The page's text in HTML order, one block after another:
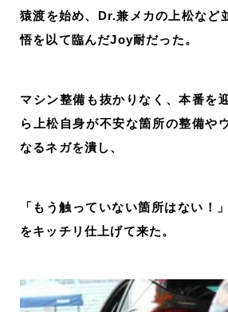
猿渡を始め、Dr.兼メカの上松など
悟を以て臨んだJoy耐だった。
マシン整備も抜かりなく、本番を
ら上松自身が不安な箇所の整備や
なるネガを潰し、
「もう触っていない箇所はない！
をキッチリ仕上げて来た。